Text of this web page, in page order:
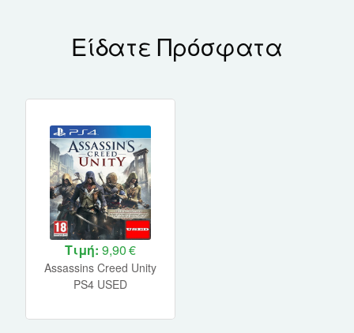
Είδατε Πρόσφατα
Τιμή: 9,90 €
Assassins Creed Unity
PS4 USED